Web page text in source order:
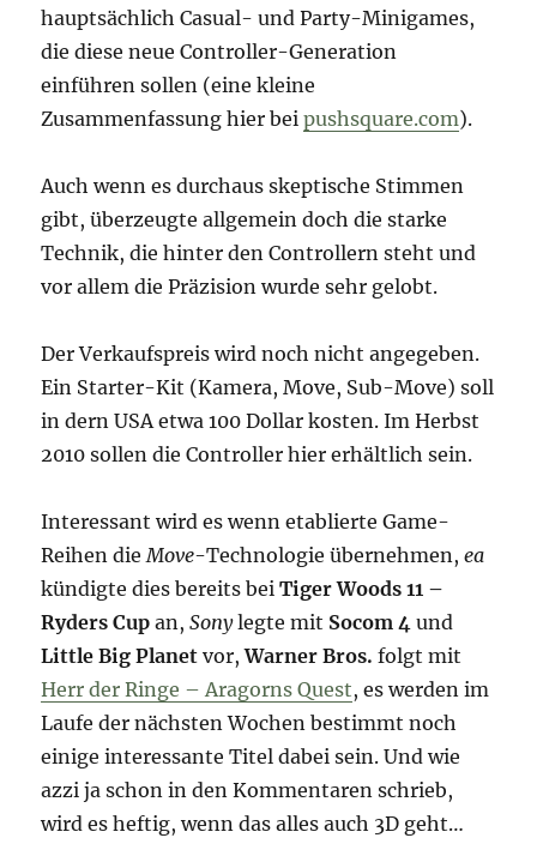
hauptsächlich Casual- und Party-Minigames,
die diese neue Controller-Generation
einführen sollen (eine kleine
Zusammenfassung hier beipushsquare.com).
Auch wenn es durchaus skeptische Stimmen
gibt, überzeugte allgemein doch die starke
Technik, die hinter den Controllern steht und
vor allem die Präzision wurde sehr gelobt.
Der Verkaufspreis wird noch nicht angegeben.
Ein Starter-Kit (Kamera, Move, Sub-Move) soll
in dern USA etwa 100 Dollar kosten. Im Herbst
2010 sollen die Controller hier erhältlich sein.
Interessant wird es wenn etablierte Game-
Reihen dieMove-Technologie übernehmen,ea
kündigte dies bereits beiTiger Woods 11 –
Ryders Cup an,Sonylegte mit Socom 4 und
Little Big Planet vor,Warner Bros. folgt mit
Herr der Ringe – Aragorns Quest, es werden im
Laufe der nächsten Wochen bestimmt noch
einige interessante Titel dabei sein. Und wie
azzi ja schon in den Kommentaren schrieb,
wird es heftig, wenn das alles auch 3D geht…